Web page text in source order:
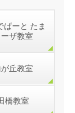
ぱーと たま
ザ教室
丘教室
橋教室